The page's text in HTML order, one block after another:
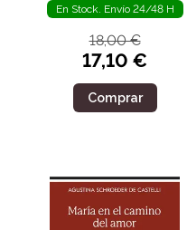
En Stock. Envío 24/48 H
18,00 €
17,10 €
Comprar